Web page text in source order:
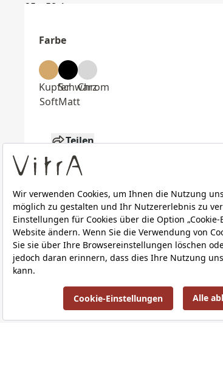
Farbe
Kupfer
Soft
Schwarz
Matt
Chrom
Teilen
Technische Details
Downloads